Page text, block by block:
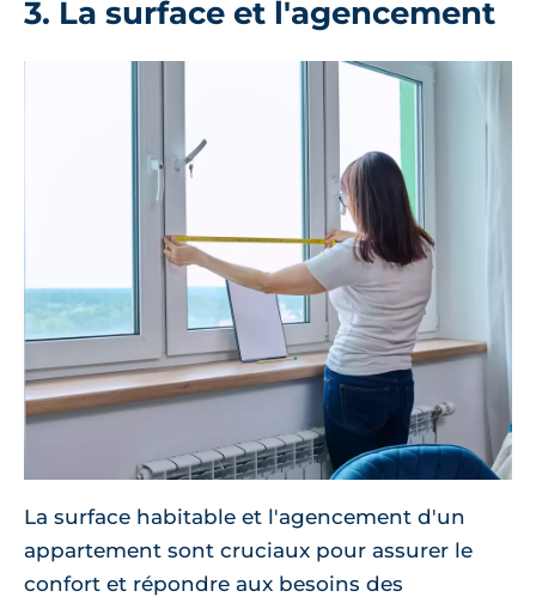
3. La surface et l'agencement
La surface habitable et l'agencement d'un
appartement sont cruciaux pour assurer le
confort et répondre aux besoins des